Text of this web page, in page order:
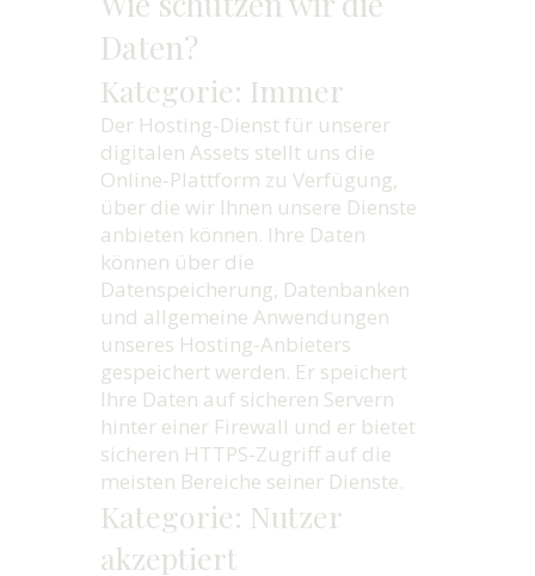
Daten?
Kategorie: Immer
Der Hosting-Dienst für unserer
digitalen Assets stellt uns die
Online-Plattform zu Verfügung,
über die wir Ihnen unsere Dienste
anbieten können. Ihre Daten
können über die
Datenspeicherung, Datenbanken
und allgemeine Anwendungen
unseres Hosting-Anbieters
gespeichert werden. Er speichert
Ihre Daten auf sicheren Servern
hinter einer Firewall und er bietet
sicheren HTTPS-Zugriff auf die
meisten Bereiche seiner Dienste.
Kategorie: Nutzer
akzeptiert